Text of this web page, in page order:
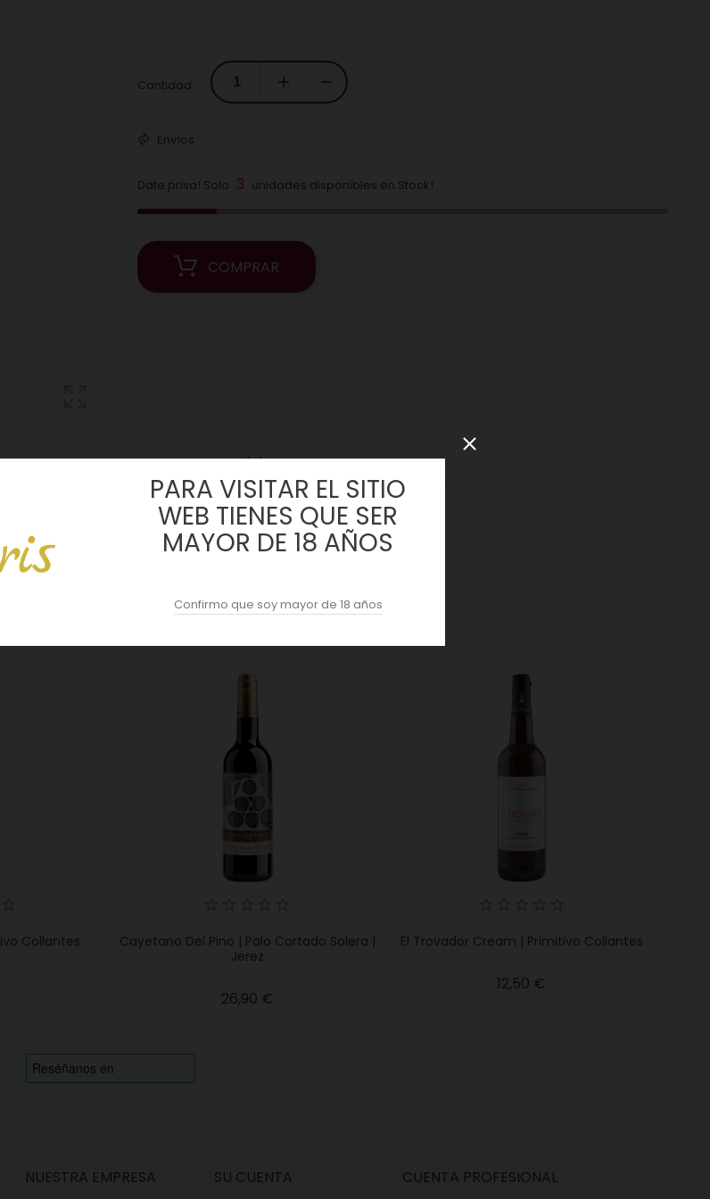
Cantidad :
Envíos
Date prisa! Solo 3 unidades disponibles en Stock!
COMPRAR
ACOPAS AI REVIEWS (0)
años de crianza biológica bajo velo de flor.
EN LA MISMA CATEGORÍA:
Collantes
Cayetano Del Pino | Palo Cortado Solera |
Jerez
26,90 €
El Trovador Cream | Primitivo Collantes
12,50 €
PARA VISITAR EL SITIO
WEB TIENES QUE SER
MAYOR DE 18 AÑOS
Confirmo que soy mayor de 18 años
NUESTRA EMPRESA SU CUENTA CUENTA PROFESIONAL